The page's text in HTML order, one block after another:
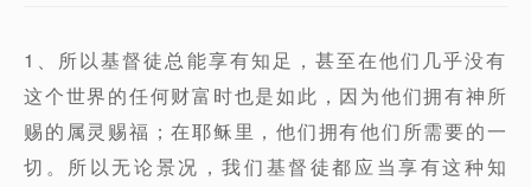
1、所以基督徒总能享有知足，甚至在他们几乎没有
这个世界的任何财富时也是如此，因为他们拥有神所
赐的属灵赐福；在耶稣里，他们拥有他们所需要的一
切。所以无论景况，我们基督徒都应当享有这种知